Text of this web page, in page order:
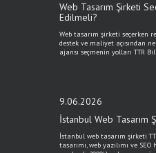
Web Tasarım Şirketi
Edilmeli?
Web tasarım şirketi seçerken
destek ve maliyet açısından
ajansı seçmenin yolları TTR
9.06.2026
İstanbul Web Tasarım
İstanbul web tasarım şirketi
tasarımı, web yazılımı ve